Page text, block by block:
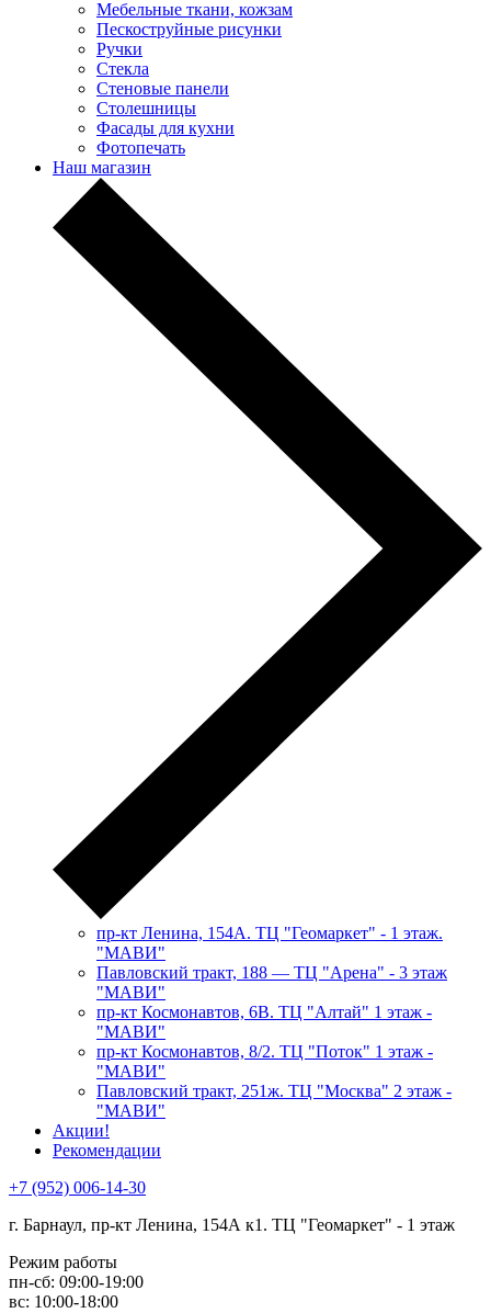
Мебельные ткани, кожзам
Пескоструйные рисунки
Ручки
Стекла
Стеновые панели
Столешницы
Фасады для кухни
Фотопечать
Наш магазин
пр-кт Ленина, 154А. ТЦ "Геомаркет" - 1 этаж.
"МАВИ"
​Павловский тракт, 188 — ТЦ "Арена" - 3 этаж
"МАВИ"
пр-кт Космонавтов, 6В. ТЦ "Алтай" 1 этаж -
"МАВИ"
пр-кт Космонавтов, 8/2. ТЦ "Поток" 1 этаж -
"МАВИ"
Павловский тракт, 251ж. ТЦ "Москва" 2 этаж -
"МАВИ"
Акции!
Рекомендации
+7 (952) 006-14-30
г. Барнаул, пр-кт Ленина, 154А к1. ТЦ "Геомаркет" - 1 этаж
Режим работы
пн-сб: 09:00-19:00
вс: 10:00-18:00